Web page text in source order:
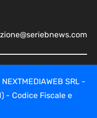
SRL -
- Codice Fiscale e